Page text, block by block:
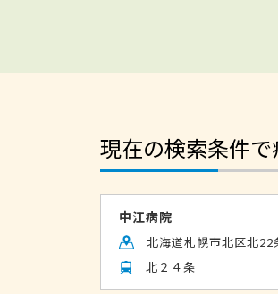
現在の検索条件
中江病院
北海道札幌市北区北
北２４条